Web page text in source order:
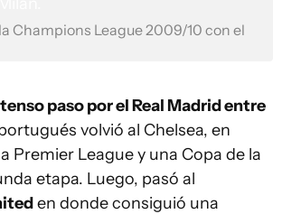
Champions League 2009/10 con el
paso por el Real Madrid entre
volvió al Chelsea, en
Premier League y una Copa de la
etapa. Luego, pasó al
en donde consiguió una